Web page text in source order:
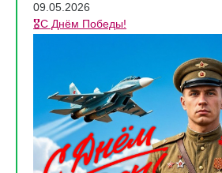
09.05.2026
🎖️С Днём Победы!